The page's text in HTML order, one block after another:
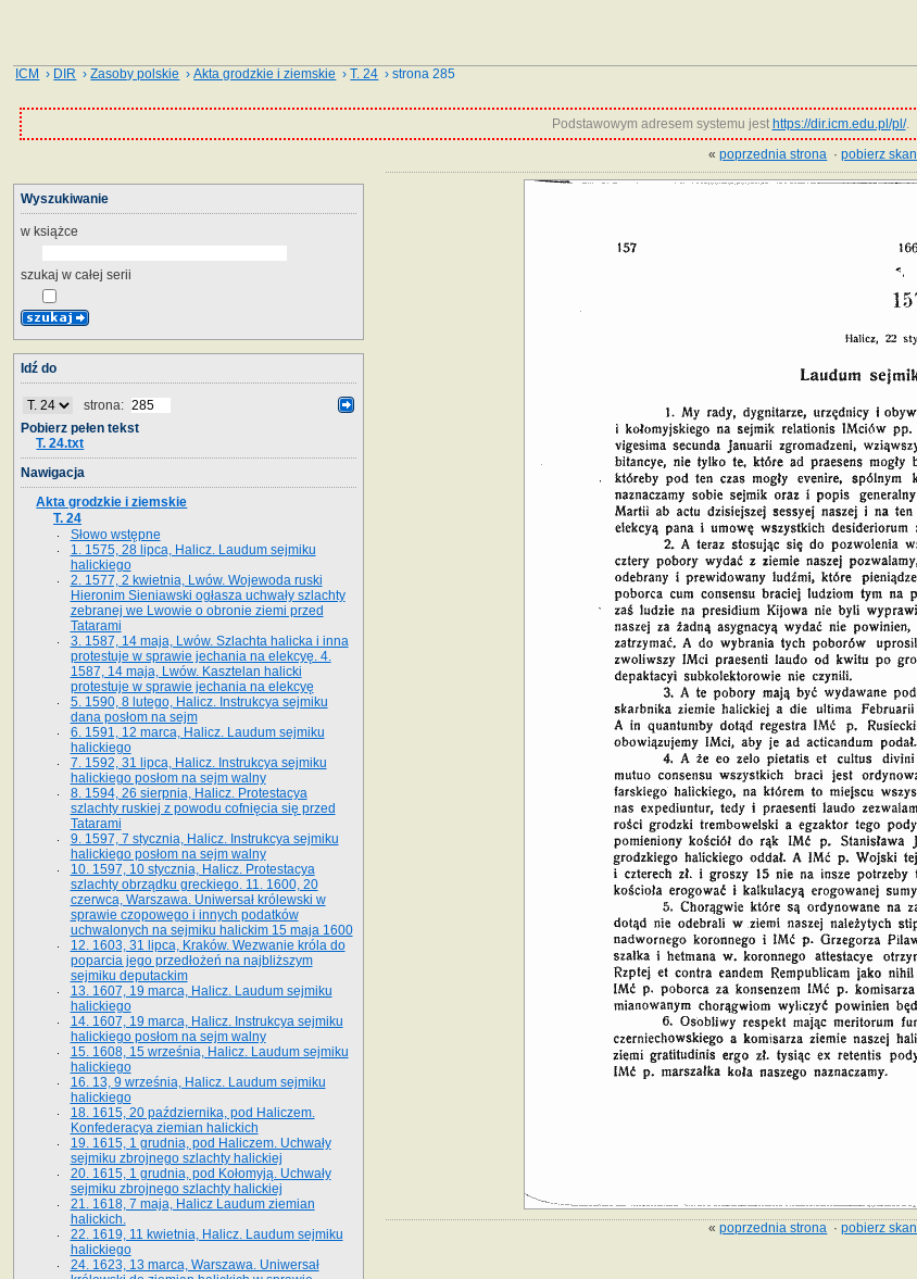
ICM › DIR ›Zasoby polskie ›Akta grodzkie i ziemskie ›T. 24 › strona 285
Podstawowym adresem systemu jest https://dir.icm.edu.pl/pl/.
«poprzednia strona ·pobierz skan
«poprzednia strona ·pobierz skan
Wyszukiwanie
w książce
szukaj w całej serii
Idź do
strona:
Pobierz pełen tekst
T. 24.txt
Nawigacja
Akta grodzkie i ziemskie
T. 24
Słowo wstępne
1. 1575, 28 lipca, Halicz. Laudum sejmiku
halickiego
2. 1577, 2 kwietnia, Lwów. Wojewoda ruski
Hieronim Sieniawski ogłasza uchwały szlachty
zebranej we Lwowie o obronie ziemi przed
Tatarami
3. 1587, 14 maja, Lwów. Szlachta halicka i inna
protestuje w sprawie jechania na elekcyę. 4.
1587, 14 maja, Lwów. Kasztelan halicki
protestuje w sprawie jechania na elekcyę
5. 1590, 8 lutego, Halicz. Instrukcya sejmiku
dana posłom na sejm
6. 1591, 12 marca, Halicz. Laudum sejmiku
halickiego
7. 1592, 31 lipca, Halicz. Instrukcya sejmiku
halickiego posłom na sejm walny
8. 1594, 26 sierpnia, Halicz. Protestacya
szlachty ruskiej z powodu cofnięcia się przed
Tatarami
9. 1597, 7 stycznia, Halicz. Instrukcya sejmiku
halickiego posłom na sejm walny
10. 1597, 10 stycznia, Halicz. Protestacya
szlachty obrządku greckiego. 11. 1600, 20
czerwca, Warszawa. Uniwersał królewski w
sprawie czopowego i innych podatków
uchwalonych na sejmiku halickim 15 maja 1600
12. 1603, 31 lipca, Kraków. Wezwanie króla do
poparcia jego przedłożeń na najbliższym
sejmiku deputackim
13. 1607, 19 marca, Halicz. Laudum sejmiku
halickiego
14. 1607, 19 marca, Halicz. Instrukcya sejmiku
halickiego posłom na sejm walny
15. 1608, 15 września, Halicz. Laudum sejmiku
halickiego
16. 13, 9 września, Halicz. Laudum sejmiku
halickiego
18. 1615, 20 października, pod Haliczem.
Konfederacya ziemian halickich
19. 1615, 1 grudnia, pod Haliczem. Uchwały
sejmiku zbrojnego szlachty halickiej
20. 1615, 1 grudnia, pod Kołomyją. Uchwały
sejmiku zbrojnego szlachty halickiej
21. 1618, 7 maja, Halicz Laudum ziemian
halickich.
22. 1619, 11 kwietnia, Halicz. Laudum sejmiku
halickiego
24. 1623, 13 marca, Warszawa. Uniwersał